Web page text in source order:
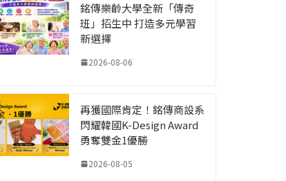
銘傳樂齡大學全新「傳奇
班」招生中 打造多元學習
新選擇
2026-08-06
再獲國際肯定！銘傳商設系
閃耀韓國K-Design Award
勇奪雙金1優勝
2026-08-05